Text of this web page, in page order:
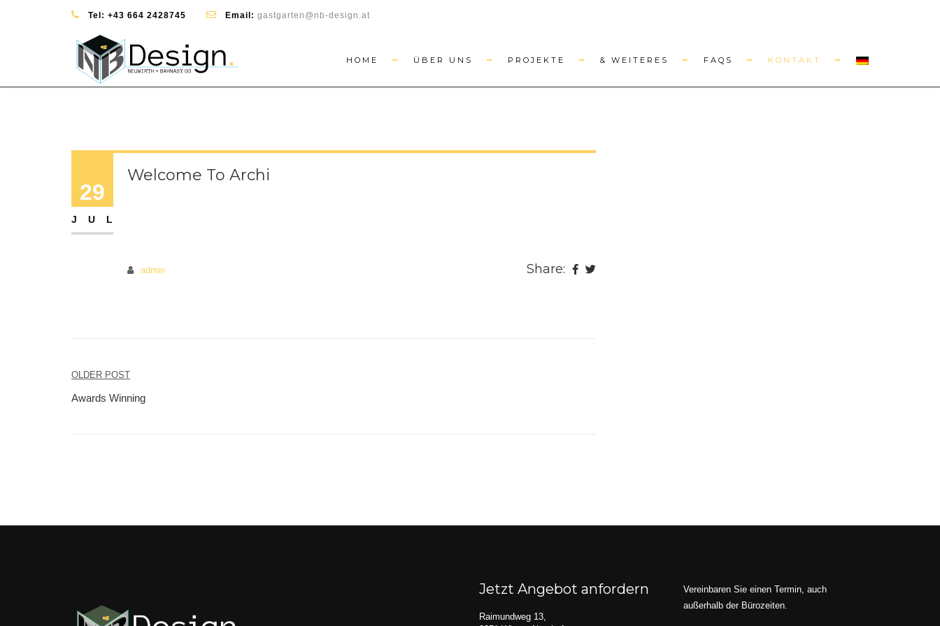
Tel: +43 664 2428745 Email: gastgarten@nb-design.at
HOME ÜBER UNS PROJEKTE & WEITERES FAQS KONTAKT
29
JUL
Welcome To Archi
admin Share:
Beitragsnavigation
OLDER POST
Awards Winning
Jetzt Angebot anfordern
Raimundweg 13,
Vereinbaren Sie einen Termin, auch
außerhalb der Bürozeiten.